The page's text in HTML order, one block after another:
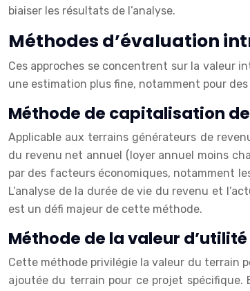
biaiser les résultats de l’analyse.
Méthodes d’évaluation
Ces approches se concentrent sur la valeur
une estimation plus fine, notamment pour
Méthode de capitalisation
Applicable aux terrains générateurs de
du revenu net annuel (loyer annuel moins
par des facteurs économiques, notamment
L’analyse de la durée de vie du revenu et
est un défi majeur de cette méthode.
Méthode de la valeur d’utilité
Cette méthode privilégie la valeur du terrain
ajoutée du terrain pour ce projet